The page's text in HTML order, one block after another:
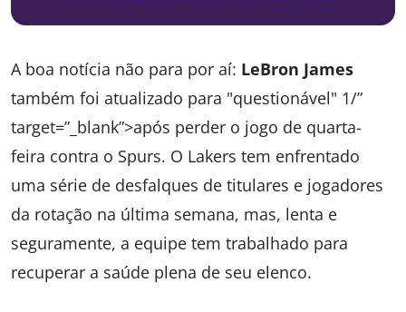
A boa notícia não para por aí: LeBron James
também foi atualizado para "questionável" 1/”
target=”_blank”>após perder o jogo de quarta-
feira contra o Spurs. O Lakers tem enfrentado
uma série de desfalques de titulares e jogadores
da rotação na última semana, mas, lenta e
seguramente, a equipe tem trabalhado para
recuperar a saúde plena de seu elenco.